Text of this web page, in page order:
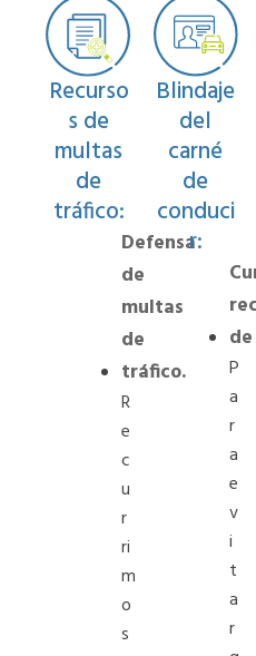
Recurso
s de
multas
de
tráfico:
Defensa
de
multas
de
tráfico.
R
e
c
u
r
ri
m
o
s
Blindaje
del
carné
de
conduci
r:
P
a
r
a
e
v
i
t
a
r